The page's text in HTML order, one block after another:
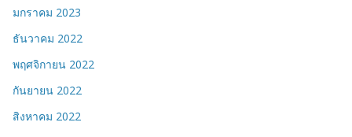
มกราคม 2023
ธันวาคม 2022
พฤศจิกายน 2022
กันยายน 2022
สิงหาคม 2022